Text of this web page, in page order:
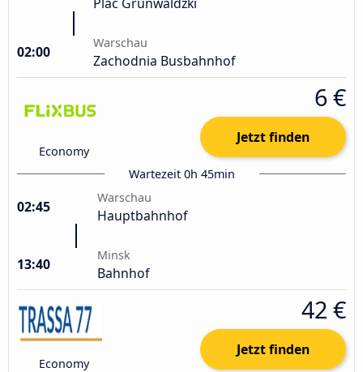
02:00
Warschau
Zachodnia Busbahnhof
Economy
6 €
Jetzt finden
Wartezeit 0h 45min
02:45
Warschau
Hauptbahnhof
13:40
Minsk
Bahnhof
Economy
42 €
Jetzt finden